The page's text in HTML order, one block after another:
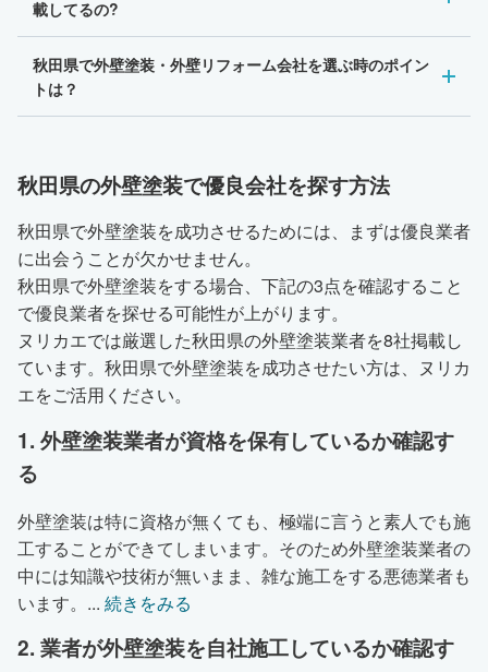
載してるの?
秋田県で外壁塗装・外壁リフォーム会社を選ぶ時のポイン
トは？
秋田県の外壁塗装で優良会社を探す方法
秋田県で外壁塗装を成功させるためには、まずは優良業者
に出会うことが欠かせません。
秋田県で外壁塗装をする場合、下記の3点を確認すること
で優良業者を探せる可能性が上がります。
ヌリカエでは厳選した秋田県の外壁塗装業者を8社掲載し
ています。秋田県で外壁塗装を成功させたい方は、ヌリカ
エをご活用ください。
1. 外壁塗装業者が資格を保有しているか確認す
る
外壁塗装は特に資格が無くても、極端に言うと素人でも施
工することができてしまいます。そのため外壁塗装業者の
中には知識や技術が無いまま、雑な施工をする悪徳業者も
います。 ... 続きをみる
2. 業者が外壁塗装を自社施工しているか確認す